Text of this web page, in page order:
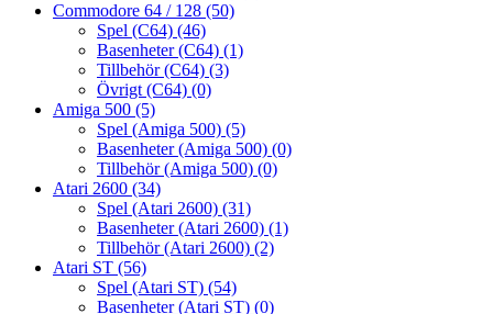
Commodore 64 / 128 (50)
Spel (C64) (46)
Basenheter (C64) (1)
Tillbehör (C64) (3)
Övrigt (C64) (0)
Amiga 500 (5)
Spel (Amiga 500) (5)
Basenheter (Amiga 500) (0)
Tillbehör (Amiga 500) (0)
Atari 2600 (34)
Spel (Atari 2600) (31)
Basenheter (Atari 2600) (1)
Tillbehör (Atari 2600) (2)
Atari ST (56)
Spel (Atari ST) (54)
Basenheter (Atari ST) (0)